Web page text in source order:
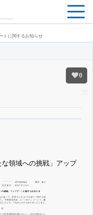
トに関するお知らせ
0
る
先行利用も付きます
領域への挑戦」アップ